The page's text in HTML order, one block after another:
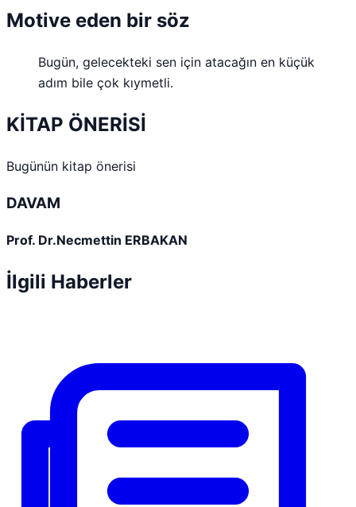
Motive eden bir söz
Bugün, gelecekteki sen için atacağın en küçük
adım bile çok kıymetli.
KİTAP ÖNERİSİ
Bugünün kitap önerisi
DAVAM
Prof. Dr.Necmettin ERBAKAN
İlgili Haberler